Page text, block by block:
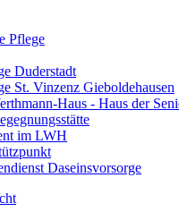
Pflege
Duderstadt
St. Vinzenz Gieboldehausen
Haus - Haus der
im LWH
Daseinsvorsorge